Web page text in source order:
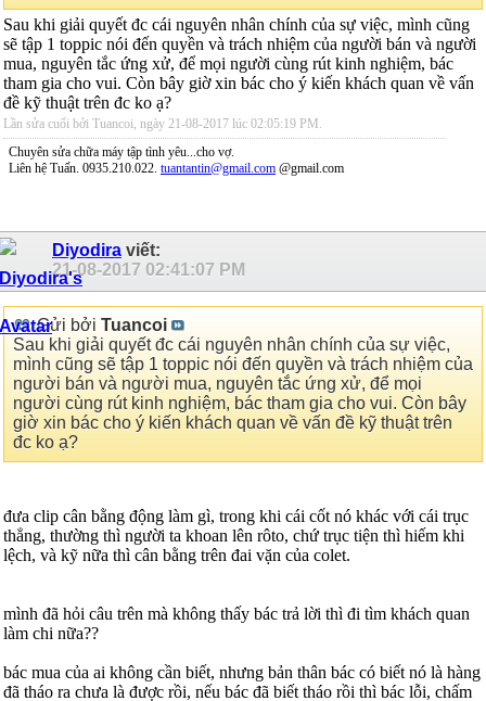
Sau khi giải quyết đc cái nguyên nhân chính của sự việc, mình cũng
sẽ tập 1 toppic nói đến quyền và trách nhiệm của người bán và người
mua, nguyên tắc ứng xử, để mọi người cùng rút kinh nghiệm, bác
tham gia cho vui. Còn bây giờ xin bác cho ý kiến khách quan về vấn
đề kỹ thuật trên đc ko ạ?
Lần sửa cuối bởi Tuancoi, ngày 21-08-2017 lúc 02:05:19 PM.
Chuyên sửa chữa máy tập tình yêu...cho vợ.
Liên hệ Tuấn. 0935.210.022. tuantantin@gmail.com @gmail.com
Diyodira viết:
21-08-2017 02:41:07 PM
Gửi bởi Tuancoi
Sau khi giải quyết đc cái nguyên nhân chính của sự việc,
mình cũng sẽ tập 1 toppic nói đến quyền và trách nhiệm của
người bán và người mua, nguyên tắc ứng xử, để mọi
người cùng rút kinh nghiệm, bác tham gia cho vui. Còn bây
giờ xin bác cho ý kiến khách quan về vấn đề kỹ thuật trên
đc ko ạ?
đưa clip cân bằng động làm gì, trong khi cái cốt nó khác với cái trục
thẳng, thường thì người ta khoan lên rôto, chứ trục tiện thì hiếm khi
lệch, và kỹ nữa thì cân bằng trên đai vặn của colet.
mình đã hỏi câu trên mà không thấy bác trả lời thì đi tìm khách quan
làm chi nữa??
bác mua của ai không cần biết, nhưng bản thân bác có biết nó là hàng
đã tháo ra chưa là được rồi, nếu bác đã biết tháo rồi thì bác lỗi, chấm